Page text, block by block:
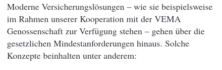
Moderne Versicherungslösungen – wie sie beispielsweise
im Rahmen unserer Kooperation mit der VEMA
Genossenschaft zur Verfügung stehen – gehen über die
gesetzlichen Mindestanforderungen hinaus. Solche
Konzepte beinhalten unter anderem: